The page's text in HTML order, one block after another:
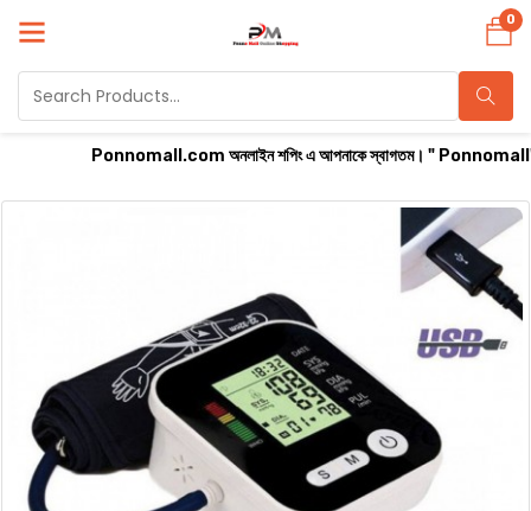
Ponnomall.com অনলাইন শপিং এ আপনাকে স্বাগতম। " Ponnomall"
0